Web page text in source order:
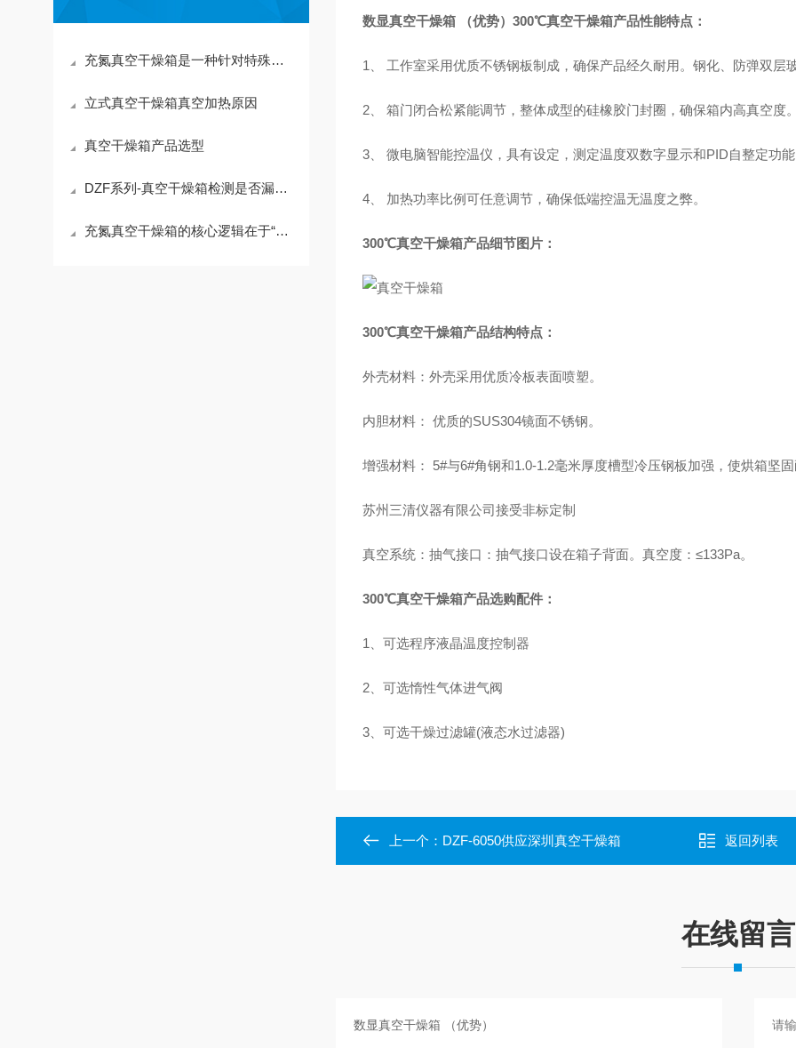
充氮真空干燥箱是一种针对特殊干燥需求设计的设备
立式真空干燥箱真空加热原因
真空干燥箱产品选型
DZF系列-真空干燥箱检测是否漏气的方法-苏州三清仪器
充氮真空干燥箱的核心逻辑在于“先抽真空，后充氮气”
数显真空干燥箱 （优势）​300℃真空干燥箱产品性能特点：
1、 工作室采用优质不锈钢板制成，确保产品经久耐用。钢化、防弹双层
2、 箱门闭合松紧能调节，整体成型的硅橡胶门封圈，确保箱内高真空度
3、 微电脑智能控温仪，具有设定，测定温度双数字显示和PID自整定功
4、 加热功率比例可任意调节，确保低端控温无温度之弊。
300℃真空干燥箱产品细节图片：
​300℃真空干燥箱产品结构特点：
外壳材料：外壳采用优质冷板表面喷塑。
内胆材料： 优质的SUS304镜面不锈钢。
增强材料： 5#与6#角钢和1.0-1.2毫米厚度槽型冷压钢板加强，使烘箱坚
苏州三清仪器有限公司接受非标定制
真空系统：抽气接口：抽气接口设在箱子背面。真空度：≤133Pa。
300℃真空干燥箱产品选购配件：
1、可选程序液晶温度控制器
2、可选惰性气体进气阀
3、可选干燥过滤罐(液态水过滤器)
上一个： DZF-6050供应深圳真空干燥箱 返回列表
在线留言